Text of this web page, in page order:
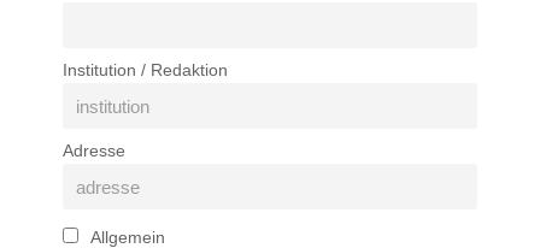
Institution / Redaktion
Adresse
Allgemein